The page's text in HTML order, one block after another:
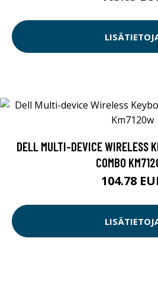
DELL MULTI-DEVICE WIRELESS
COMBO
104.78